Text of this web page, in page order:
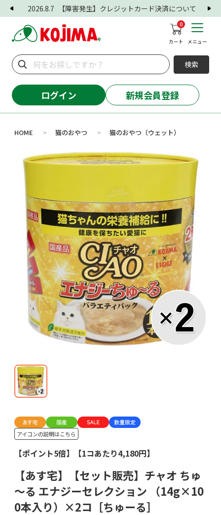
2026.8.7 【障害発生】クレジットカード決済について
0
カート メニュー
検索
ログイン 新規会員登録
HOME > 猫のおやつ > 猫のおやつ（ウェット）
アイコンの説明はこちら
【ポイント5倍】【1コあたり4,180円】
【あす宅】【セット販売】チャオ ちゅ
～る エナジーセレクション （14g×10
0本入り）×2コ［ちゅーる］